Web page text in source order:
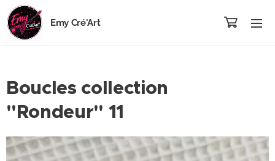
Emy Cré'Art
Boucles collection
"Rondeur" 11